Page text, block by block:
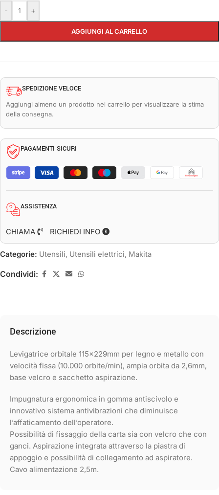
- +
AGGIUNGI AL CARRELLO
SPEDIZIONE VELOCE
Aggiungi almeno un prodotto nel carrello per visualizzare la stima
della consegna.
PAGAMENTI SICURI
ASSISTENZA
CHIAMA RICHIEDI INFO
Categorie: Utensili, Utensili elettrici, Makita
Condividi:
Descrizione
Levigatrice orbitale 115x229mm per legno e metallo con
velocità fissa (10.000 orbite/min), ampia orbita da 2,6mm,
base velcro e sacchetto aspirazione.
Impugnatura ergonomica in gomma antiscivolo e
innovativo sistema antivibrazioni che diminuisce
l’affaticamento dell’operatore.
Possibilità di fissaggio della carta sia con velcro che con
ganci. Aspirazione integrata attraverso la piastra di
appoggio e possibilità di collegamento ad aspiratore.
Cavo alimentazione 2,5m.